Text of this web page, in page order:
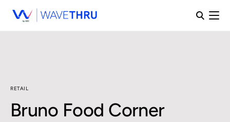
RETAIL
Bruno Food Corner